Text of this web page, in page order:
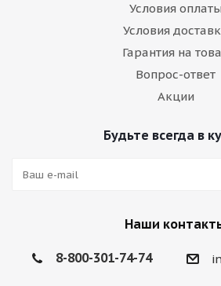
Условия оплаты
Условия
Гарантия на
Вопрос-ответ
Акции
Будьте всегда в
Наши
8-800-301-74-74